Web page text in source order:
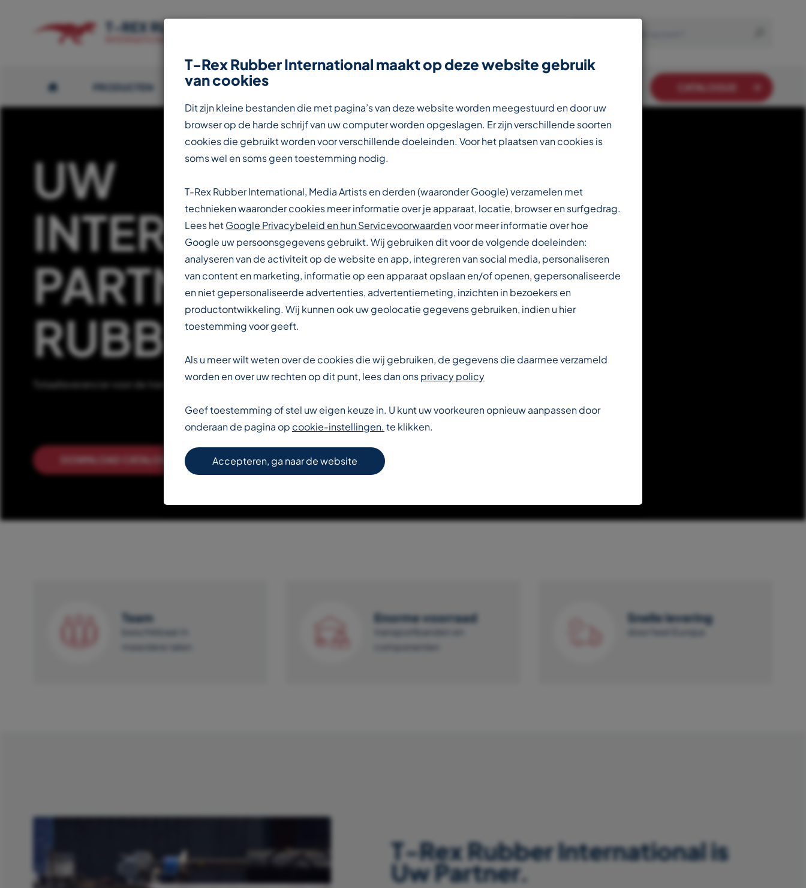
PRODUCTEN OVER T-REX CATALOGUS
UW
INTERNATIONALE
PARTNER IN DE
RUBBERINDUSTRIE
Totaalleverancier voor de transportbandenindustrie
DOWNLOAD CATALOGUS LEES VERDER OVER T-REX
Team
beschikbaar in
meerdere talen
Enorme voorraad
transportbanden en
componenten
Snelle levering
door heel Europa
T-Rex Rubber International is
Uw Partner.
T-Rex Rubber International maakt op deze website gebruik
van cookies
Dit zijn kleine bestanden die met pagina’s van deze website worden meegestuurd en door uw
browser op de harde schrijf van uw computer worden opgeslagen. Er zijn verschillende soorten
cookies die gebruikt worden voor verschillende doeleinden. Voor het plaatsen van cookies is
soms wel en soms geen toestemming nodig.
T-Rex Rubber International, Media Artists en derden (waaronder Google) verzamelen met
technieken waaronder cookies meer informatie over je apparaat, locatie, browser en surfgedrag.
Lees hetGoogle Privacybeleid en hun Servicevoorwaardenvoor meer informatie over hoe
Google uw persoonsgegevens gebruikt. Wij gebruiken dit voor de volgende doeleinden:
analyseren van de activiteit op de website en app, integreren van social media, personaliseren
van content en marketing, informatie op een apparaat opslaan en/of openen, gepersonaliseerde
en niet gepersonaliseerde advertenties, advertentiemeting, inzichten in bezoekers en
productontwikkeling. Wij kunnen ook uw geolocatie gegevens gebruiken, indien u hier
toestemming voor geeft.
Als u meer wilt weten over de cookies die wij gebruiken, de gegevens die daarmee verzameld
worden en over uw rechten op dit punt, lees dan onsprivacy policy
Geef toestemming of stel uw eigen keuze in. U kunt uw voorkeuren opnieuw aanpassen door
onderaan de pagina op cookie-instellingen. te klikken.
Accepteren, ga naar de website